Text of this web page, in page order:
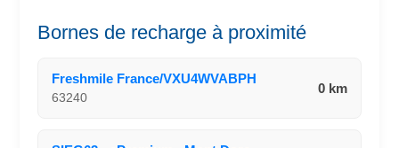
Bornes de recharge à proximité
Freshmile France/VXU4WVABPH
63240
0 km